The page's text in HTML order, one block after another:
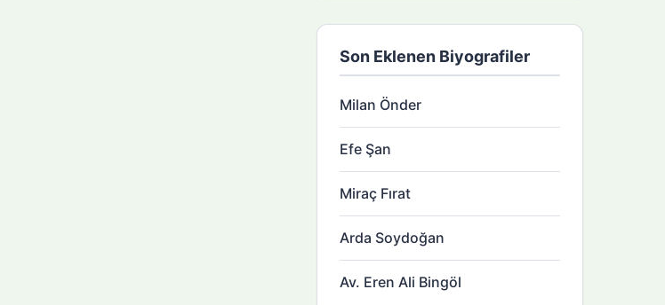
Son Eklenen Biyografiler
Milan Önder
Efe Şan
Miraç Fırat
Arda Soydoğan
Av. Eren Ali Bingöl